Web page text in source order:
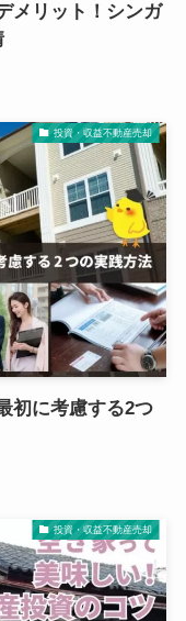
メリット！シンガ
投資・収益不動産売却
初に考慮する2つ
投資・収益不動産売却